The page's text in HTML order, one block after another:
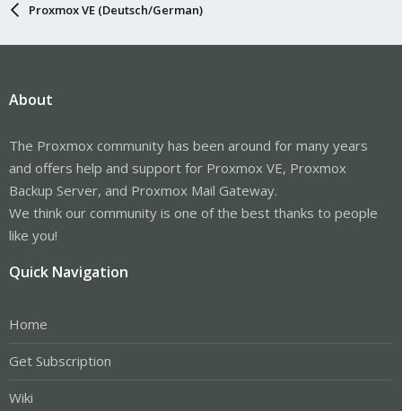
Proxmox VE (Deutsch/German)
About
The Proxmox community has been around for many years
and offers help and support for Proxmox VE, Proxmox
Backup Server, and Proxmox Mail Gateway.
We think our community is one of the best thanks to people
like you!
Quick Navigation
Home
Get Subscription
Wiki